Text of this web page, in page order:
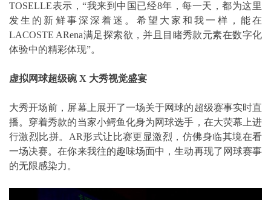
TOSELLE表示，“我来到中国已经8年，每一天，都为这里
发生的新鲜事深深着迷。希望大家和我一样，能在
LACOSTE ARena满足探索欲，并且目睹秀款元素在数字化
体验中的精彩体现”。
虚拟网球超级碗 X 大秀视觉盛宴
大秀开场前，屏幕上展开了一场关于网球的超级赛事实时直
播。穿着秀款的当家小鳄鱼化身为网球选手，在大荧幕上进
行激烈比拼。AR形式让比赛更显激烈，仿佛身临其境在看
一场决赛。在你来我往的趣味场面中，生动再现了网球赛事
的无限感染力。